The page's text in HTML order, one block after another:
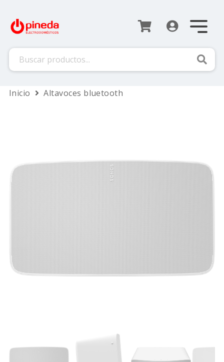
Inicio
 Altavoces bluetooth